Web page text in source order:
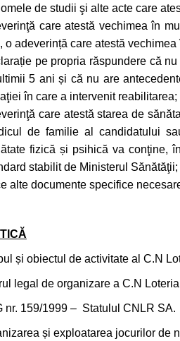
de studii şi alte acte care
care atestă vechimea în
o adeverință care atestă
pe propria răspundere că
5 ani și că nu are
în care a intervenit reabilitarea;
care atestă starea de
de familie al candidatului
fizică și psihică va conţine,
stabilit de Ministerul Sănătăţii;
alte documente specifice
și obiectul de activitate al C.N
legal de organizare a C.N
nr. 159/1999 – Statulul CNLR SA.
și exploatarea jocurilor de